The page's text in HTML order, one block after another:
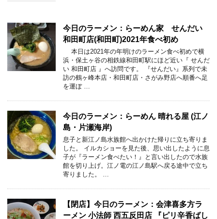
今日のラーメン：らーめん家 せんだい
和田町店(和田町)2021年食べ初め
本日は2021年の年明けのラーメン食べ初めで横
浜・保土ヶ谷の相鉄線和田町駅にほど近い『 せんだ
い 和田町店 』へ訪問です。 『せんだい』系列で未
訪の鶴ヶ峰本店・和田町店・さがみ野店へ順番へ足
を運ぼ …
今日のラーメン：らーめん 晴れる屋 (江ノ
島・片瀬海岸)
息子と新江ノ島水族館へ出かけた帰りに立ち寄りま
した。 イルカショーを見た後、思い出したように息
子が『ラーメン食べたい！』と言い出したので水族
館を切り上げ。江ノ電の江ノ島駅へ戻る途中で立ち
寄りました。 …
【閉店】今日のラーメン：会津喜多方ラ
ーメン 小法師 西五反田店 『ピリ辛香ばし